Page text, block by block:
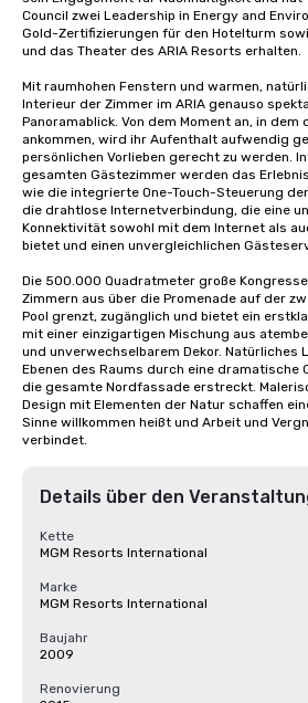
Council zwei Leadership in Energy and
Gold-Zertifizierungen für den Hotelturm
und das Theater des ARIA Resorts erhalten.
Mit raumhohen Fenstern und warmen,
Interieur der Zimmer im ARIA genauso
Panoramablick. Von dem Moment an, in dem
ankommen, wird ihr Aufenthalt aufwendig
persönlichen Vorlieben gerecht zu werden.
gesamten Gästezimmer werden das
wie die integrierte One-Touch-Steuerung
die drahtlose Internetverbindung, die eine
Konnektivität sowohl mit dem Internet als
bietet und einen unvergleichlichen
Die 500.000 Quadratmeter große
Zimmern aus über die Promenade auf der
Pool grenzt, zugänglich und bietet ein
mit einer einzigartigen Mischung aus
und unverwechselbarem Dekor. Natürliches
Ebenen des Raums durch eine dramatische
die gesamte Nordfassade erstreckt.
Design mit Elementen der Natur schaffen
Sinne willkommen heißt und Arbeit und
verbindet.
Details über den
Kette
MGM Resorts International
Marke
MGM Resorts International
Baujahr
2009
Renovierung